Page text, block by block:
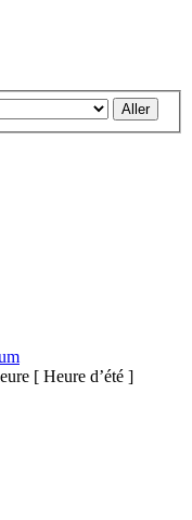
[ Heure d’été ]